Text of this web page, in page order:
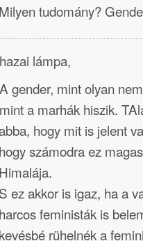
Milyen tudomány?
hazai lámpa,
A gender, mint olyan
mint a marhák hiszik.
hogy mit is jelent
hogy számodra ez
Himalája.
S ez akkor is igaz, ha a
harcos feministák is
kevésbé rühelnék a